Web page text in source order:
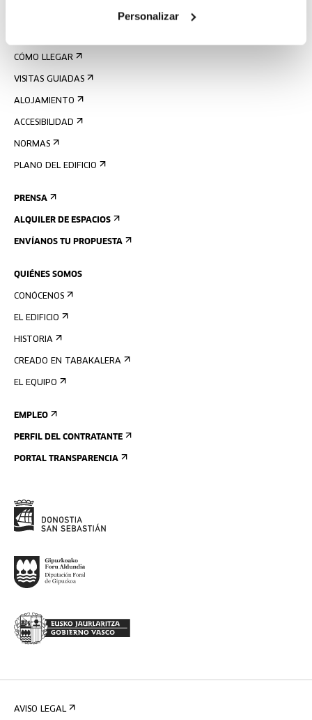
Personalizar
CÓMO LLEGAR
VISITAS GUIADAS
ALOJAMIENTO
ACCESIBILIDAD
NORMAS
PLANO DEL EDIFICIO
PRENSA
ALQUILER DE ESPACIOS
ENVÍANOS TU PROPUESTA
QUIÉNES SOMOS
CONÓCENOS
EL EDIFICIO
HISTORIA
CREADO EN TABAKALERA
EL EQUIPO
EMPLEO
PERFIL DEL CONTRATANTE
PORTAL TRANSPARENCIA
AVISO LEGAL